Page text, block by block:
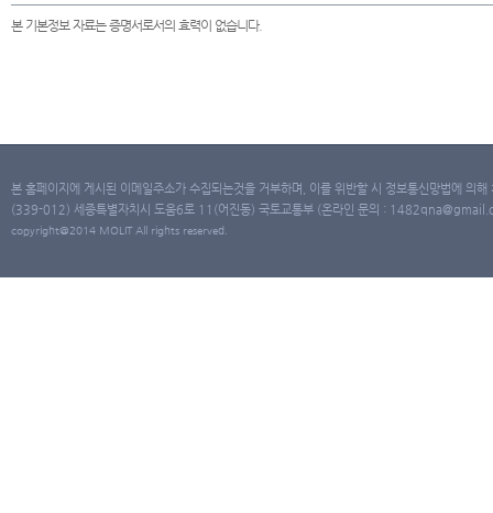
본 기본정보 자료는 증명서로서의 효력이 없습니다.
본 홈페이지에 게시된 이메일주소가 수집되는것을 거부하며, 이를 위반할 시 정보통신망법에 의
(339-012) 세종특별자치시 도움6로 11(어진동) 국토교통부 (온라인 문의 :
copyright@2014 MOLIT All rights reserved.